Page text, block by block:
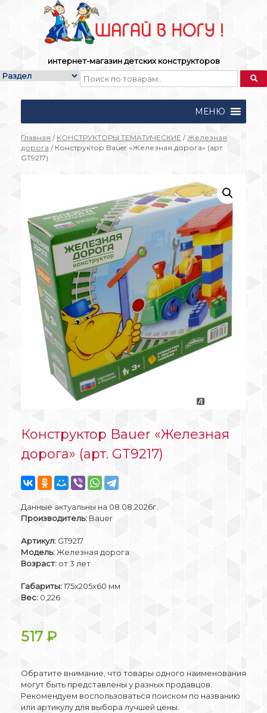
интернет-магазин детских конструкторов
МЕНЮ
Главная / КОНСТРУКТОРЫ ТЕМАТИЧЕСКИЕ / Железная
дорога / Конструктор Bauer «Железная дорога» (арт.
GT9217)
Конструктор Bauer «Железная
дорога» (арт. GT9217)
Данные актуальны на 08.08.2026г.
Производитель: Bauer
Артикул: GT9217
Модель:Железная дорога
Возраст: от 3 лет
Габариты:175x205x60 мм
Вес: 0,226
517 ₽
Обратите внимание, что товары одного наименования
могут быть представлены у разных продавцов.
Рекомендуем воспользоваться поиском по названию
или артикулу для выбора лучшей цены.